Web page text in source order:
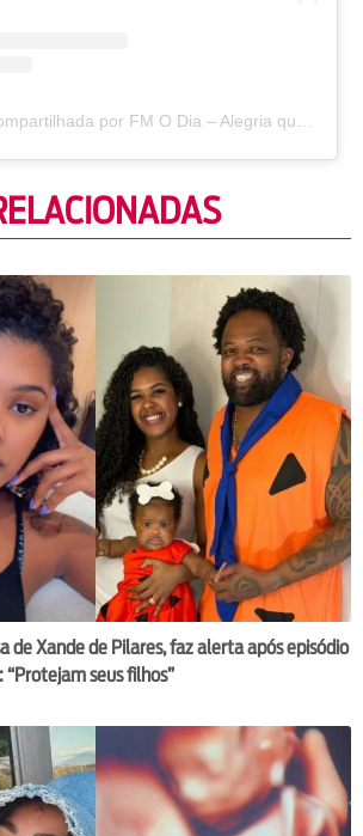
de Xande de Pilares, faz alerta após episódio
seus filhos”